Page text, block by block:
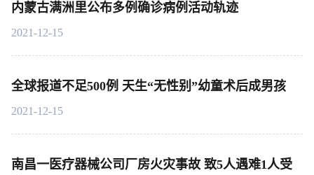
内蒙古满洲里公布多例确诊病例活动轨迹
2021-12-15
全球报道不足500例 天生“无性别”幼童术后成男孩
2021-12-15
南昌一医疗器械公司厂房火灾事故 致5人遇难1人受